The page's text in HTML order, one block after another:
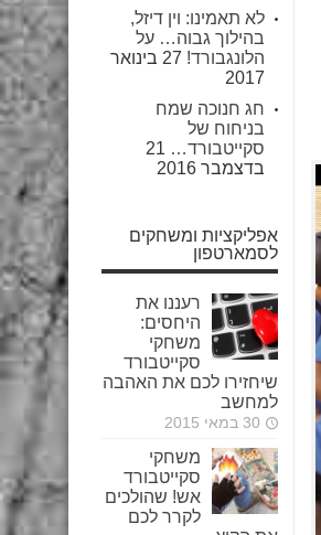
לא תאמינו: וין דיזל,
בהילוך גבוה… על
הלונגבורד!
27 בינואר
2017
חג חנוכה שמח
בניחוח של
סקייטבורד… 21
בדצמבר 2016
אפליקציות ומשחקים
לסמארטפון
רעננו את
היחסים:
משחקי
סקייטבורד
שיחזירו לכם את האהבה
למחשב
30 במאי 2015
משחקי
סקייטבורד
אש! שהולכים
לקרר לכם